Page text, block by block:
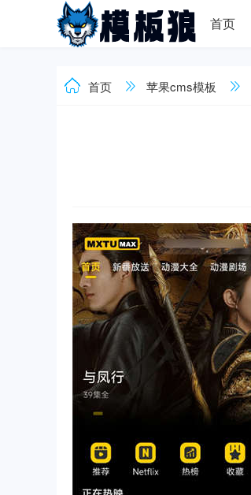
首页
首页 苹果cms模板